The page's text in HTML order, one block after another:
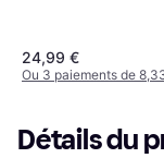
24,99 €
Ou 3 paiements de
Détails du